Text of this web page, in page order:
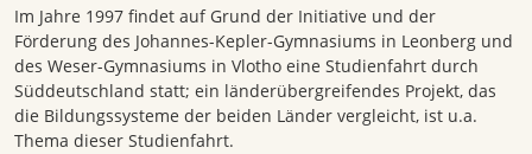
Im Jahre 1997 findet auf Grund der Initiative und der
Förderung des Johannes-Kepler-Gymnasiums in Leonberg und
des Weser-Gymnasiums in Vlotho eine Studienfahrt durch
Süddeutschland statt; ein länderübergreifendes Projekt, das
die Bildungssysteme der beiden Länder vergleicht, ist u.a.
Thema dieser Studienfahrt.